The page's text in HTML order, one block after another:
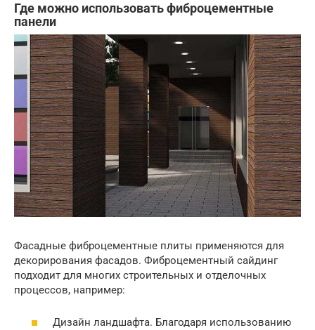
Где можно использовать фиброцементные
панели
Фасадные фиброцементные плиты применяются для
декорирования фасадов. Фиброцементный сайдинг
подходит для многих строительных и отделочных
процессов, например:
Дизайн ландшафта. Благодаря использованию